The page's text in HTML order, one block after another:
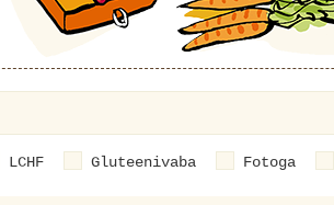
LCHF Gluteenivaba Fotoga